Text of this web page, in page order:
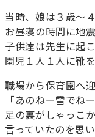
当時、娘は３歳～
お昼寝の時間に地
子供達は先生に起
園児１人１人に靴
職場から保育園へ
「あのねー雪でねー
足の裏がしゃっこ
言っていたのを思い